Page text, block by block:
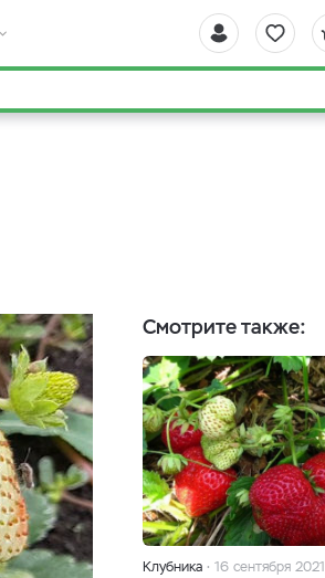
Смотрите также:
Клубника 16 сентября 2021